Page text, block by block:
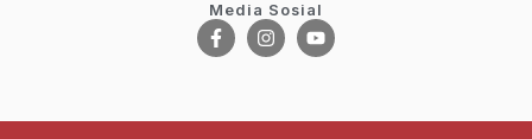
Media Sosial